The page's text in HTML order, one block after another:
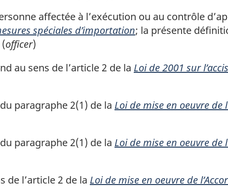
affectée à l’exécution ou au contrôle
spéciales d’importation; la présente
officer)
au sens de l’article 2 de la Loi de 2001 sur
paragraphe 2(1) de la Loi de mise en oeuvre de
paragraphe 2(1) de la Loi de mise en oeuvre de
de l’article 2 de la Loi de mise en oeuvre de